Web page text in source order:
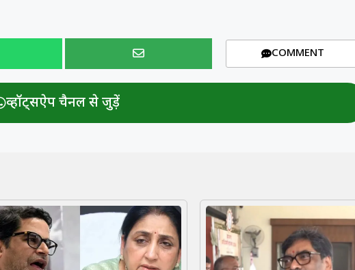
COMMENT
व्हॉट्सऐप चैनल से जुड़ें